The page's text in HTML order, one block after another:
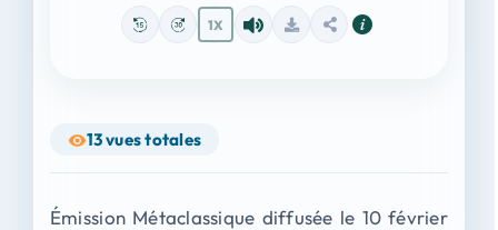
1X
13vues totales
Émission Métaclassique diffusée le 10 février